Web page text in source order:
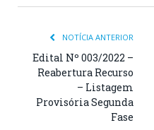
NOTÍCIA ANTERIOR
Edital Nº 003/2022 –
Reabertura Recurso
– Listagem
Provisória Segunda
Fase